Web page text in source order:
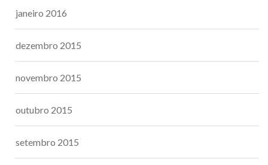
janeiro 2016
dezembro 2015
novembro 2015
outubro 2015
setembro 2015